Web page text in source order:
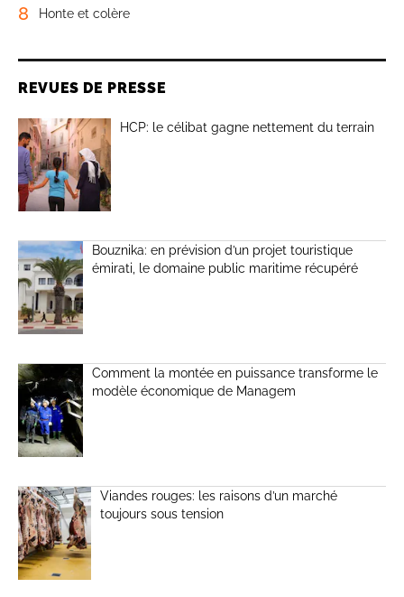
8 Honte et colère
REVUES DE PRESSE
HCP: le célibat gagne nettement du terrain
Bouznika: en prévision d’un projet touristique
émirati, le domaine public maritime récupéré
Comment la montée en puissance transforme le
modèle économique de Managem
Viandes rouges: les raisons d’un marché
toujours sous tension